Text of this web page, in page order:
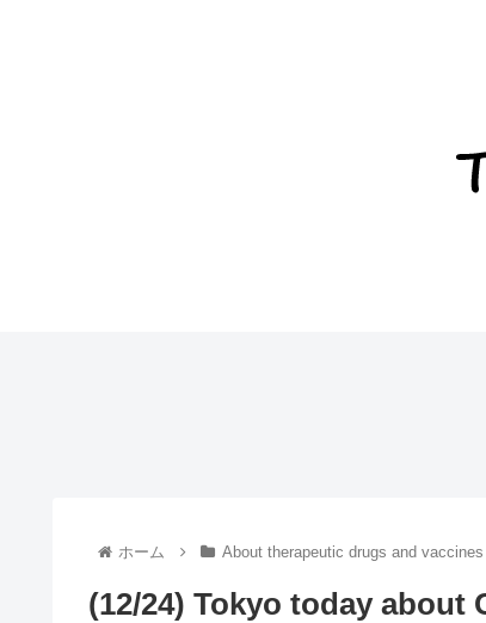
ホーム About therapeutic drugs and vaccines
(12/24) Tokyo today about